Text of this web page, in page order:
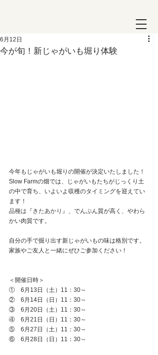
今が旬！新じゃがいも堀り体験
6月12日
今年もじゃがいも堀りの開催が決定いたしました！
Slow Farmの畑では、じゃがいもたちがじっくり土
の中で育ち、いよいよ収穫のタイミングを迎えてい
ます！
品種は『きたあかり』 、でんぷん質が高く、やわら
かい肉質です。
自分の手で掘り出す新じゃがいもの味は格別です。
家族やご友人と一緒にぜひご参加ください！
＜開催日時＞
①　6月13日（土）11：30～
②　6月14日（日）11：30～
③　6月20日（土）11：30～
④　6月21日（日）11：30～
⑤　6月27日（土）11：30～
⑥　6月28日（日）11：30～